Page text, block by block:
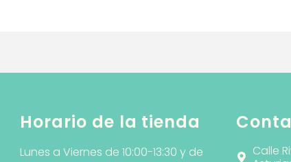
Horario de la tienda
Lunes a Viernes de 10:00-13:30 y de
Calle